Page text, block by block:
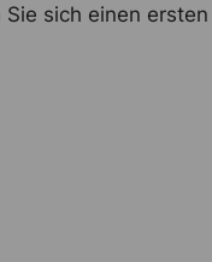
Sie sich einen